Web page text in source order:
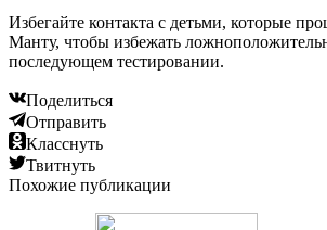
Избегайте контакта с детьми, которые
Манту, чтобы избежать
последующем тестировании.
Поделиться
Отправить
Класснуть
Твитнуть
Похожие публикации